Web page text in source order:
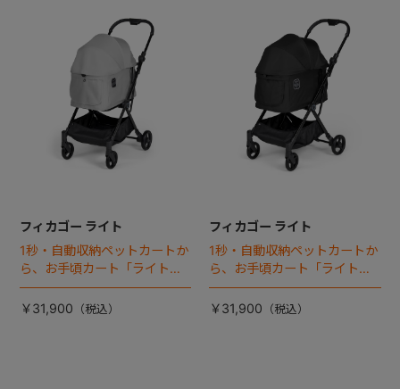
フィカゴー ライト
1秒・自動収納ペットカートか
ら、お手頃カート「ライト」
が登場！
￥31,900
フィカゴー ライト
1秒・自動収納ペットカートか
ら、お手頃カート「ライト」
が登場！
￥31,900